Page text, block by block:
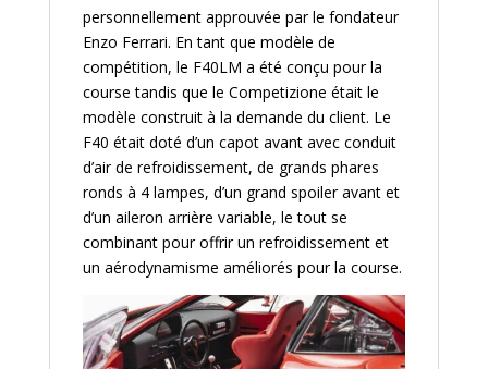
personnellement approuvée par le fondateur
Enzo Ferrari. En tant que modèle de
compétition, le F40LM a été conçu pour la
course tandis que le Competizione était le
modèle construit à la demande du client. Le
F40 était doté d’un capot avant avec conduit
d’air de refroidissement, de grands phares
ronds à 4 lampes, d’un grand spoiler avant et
d’un aileron arrière variable, le tout se
combinant pour offrir un refroidissement et
un aérodynamisme améliorés pour la course.